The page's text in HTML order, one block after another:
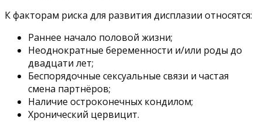
К факторам риска для развития дисплазии относятся:
Раннее начало половой жизни;
Неоднократные беременности и/или роды до
двадцати лет;
Беспорядочные сексуальные связи и частая
смена партнёров;
Наличие остроконечных кондилом;
Хронический цервицит.